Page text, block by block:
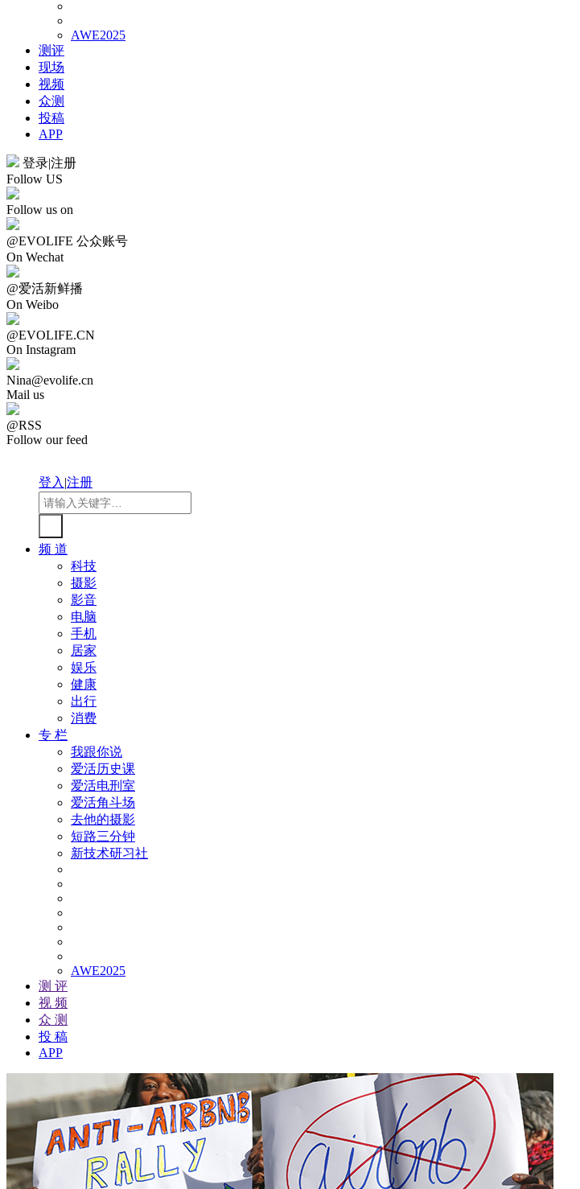
AWE2025
测评
现场
视频
众测
投稿
APP
登录|注册
Follow US
Follow us on
@EVOLIFE 公众账号
On Wechat
@爱活新鲜播
On Weibo
@EVOLIFE.CN
On Instagram
Nina@evolife.cn
Mail us
@RSS
Follow our feed
登入|注册
频 道
科技
摄影
影音
电脑
手机
居家
娱乐
健康
出行
消费
专 栏
我跟你说
爱活历史课
爱活电刑室
爱活角斗场
去他的摄影
短路三分钟
新技术研习社
AWE2025
测 评
视 频
众 测
投 稿
APP